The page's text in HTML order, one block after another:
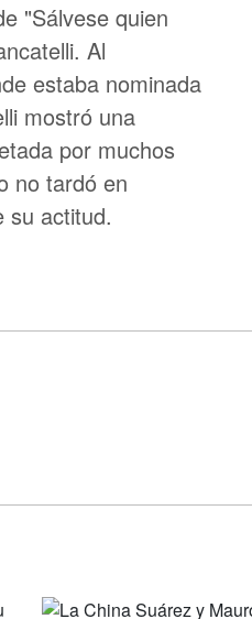
"Sálvese quien
Al
estaba nominada
mostró una
por muchos
no tardó en
su actitud.